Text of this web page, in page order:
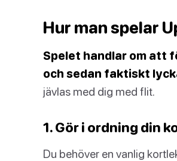
Hur man spelar
Spelet handlar om att
och sedan faktiskt
jävlas med dig med flit.
1. Gör i ordning din
Du behöver en vanlig